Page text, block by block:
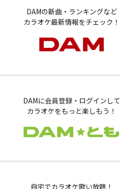
DAMの新曲・ランキングなど
カラオケ最新情報をチェック！
DAMに会員登録・ログインして
カラオケをもっと楽しもう！
自宅でカラオケ歌い放題！